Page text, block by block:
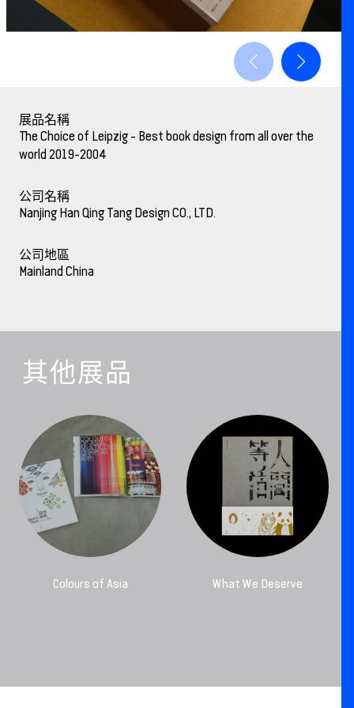
展品名稱
The Choice of Leipzig - Best book design from all over the
world 2019-2004
公司名稱
Nanjing Han Qing Tang Design CO., LTD.
公司地區
Mainland China
其他展品
Colours of Asia What We Deserve